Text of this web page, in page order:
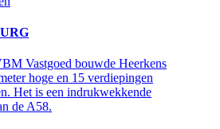
Vastgoed bouwde Heerkens
hoge en 15 verdiepingen
Het is een indrukwekkende
de A58.